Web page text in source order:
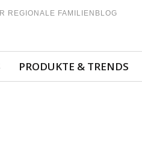
REGIONALE FAMILIENBLOG
PRODUKTE & TRENDS